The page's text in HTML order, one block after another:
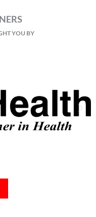
YOU BY